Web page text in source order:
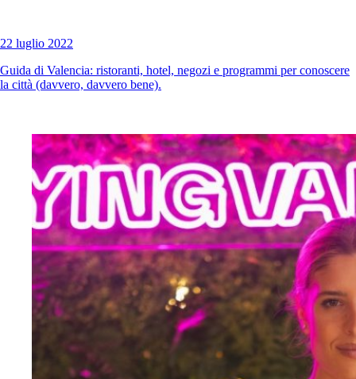
22 luglio 2022
Guida di Valencia: ristoranti, hotel, negozi e programmi per conoscere
la città (davvero, davvero bene).